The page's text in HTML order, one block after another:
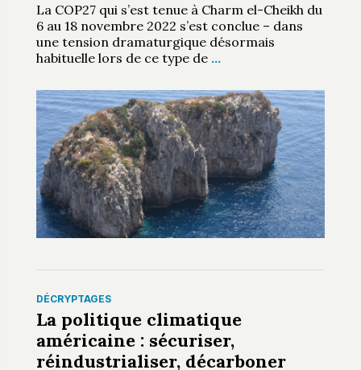
La COP27 qui s’est tenue à Charm el-Cheikh du
6 au 18 novembre 2022 s’est conclue – dans
une tension dramaturgique désormais
habituelle lors de ce type de …
DÉCRYPTAGES
La politique climatique
américaine : sécuriser,
réindustrialiser, décarboner